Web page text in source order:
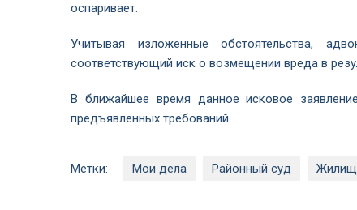
оспаривает.
Учитывая изложенные обстоятельства,
соответствующий иск о возмещении вреда в
В ближайшее время данное исковое
предъявленных требований.
Метки: Мои дела Районный суд